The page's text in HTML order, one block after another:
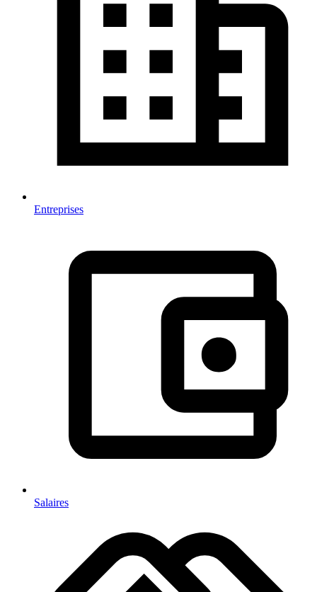
Entreprises
Salaires